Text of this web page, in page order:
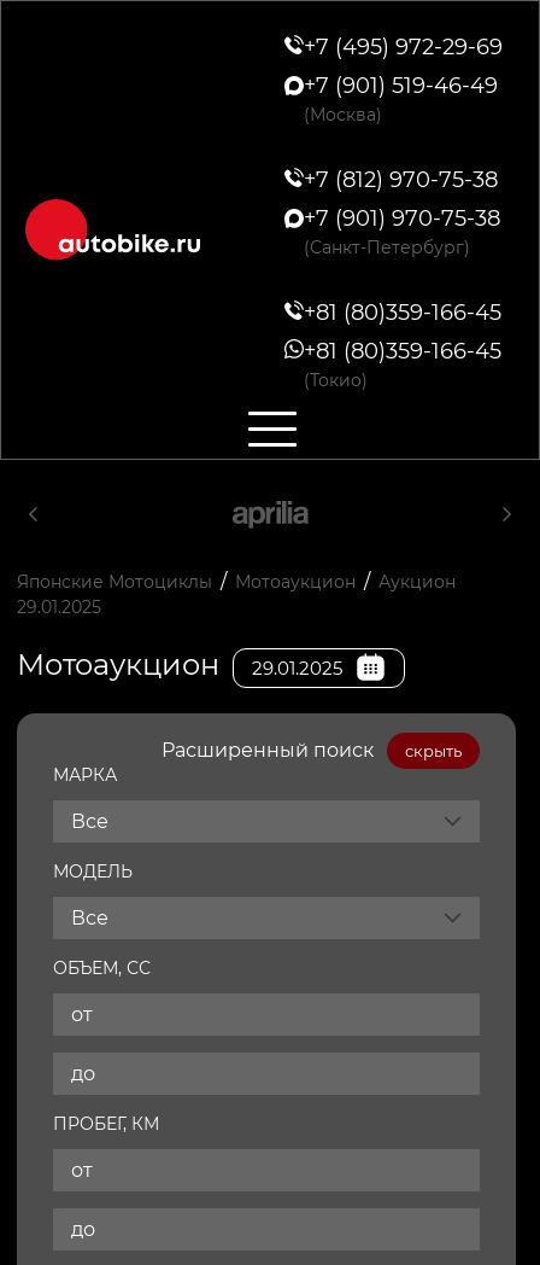
+7 (495) 972-29-69
+7 (901) 519-46-49
(Москва)
+7 (812) 970-75-38
+7 (901) 970-75-38
(Санкт-Петербург)
+81 (80)359-166-45
+81 (80)359-166-45
(Токио)
Японские Мотоциклы / Мотоаукцион / Аукцион
29.01.2025
Мотоаукцион 29.01.2025
Расширенный поиск скрыть
МАРКА
Все
МОДЕЛЬ
Все
ОБЪЕМ, СС
ПРОБЕГ, КМ